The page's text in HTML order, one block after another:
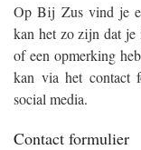
Op Bij Zus vind je
kan het zo zijn dat je
of een opmerking
kan via het contact
social media.
Contact formulier